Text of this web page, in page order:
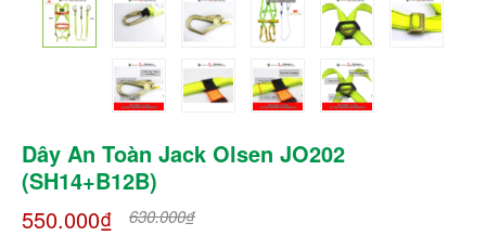
Dây An Toàn Jack Olsen JO202
(SH14+B12B)
550.000₫
630.000₫